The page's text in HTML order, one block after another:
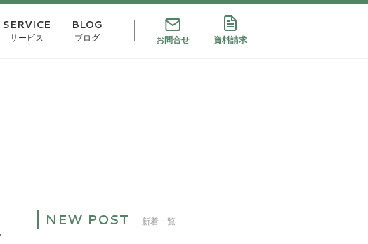
SERVICE
サービス
BLOG
ブログ お問合せ 資料請求
新着一覧